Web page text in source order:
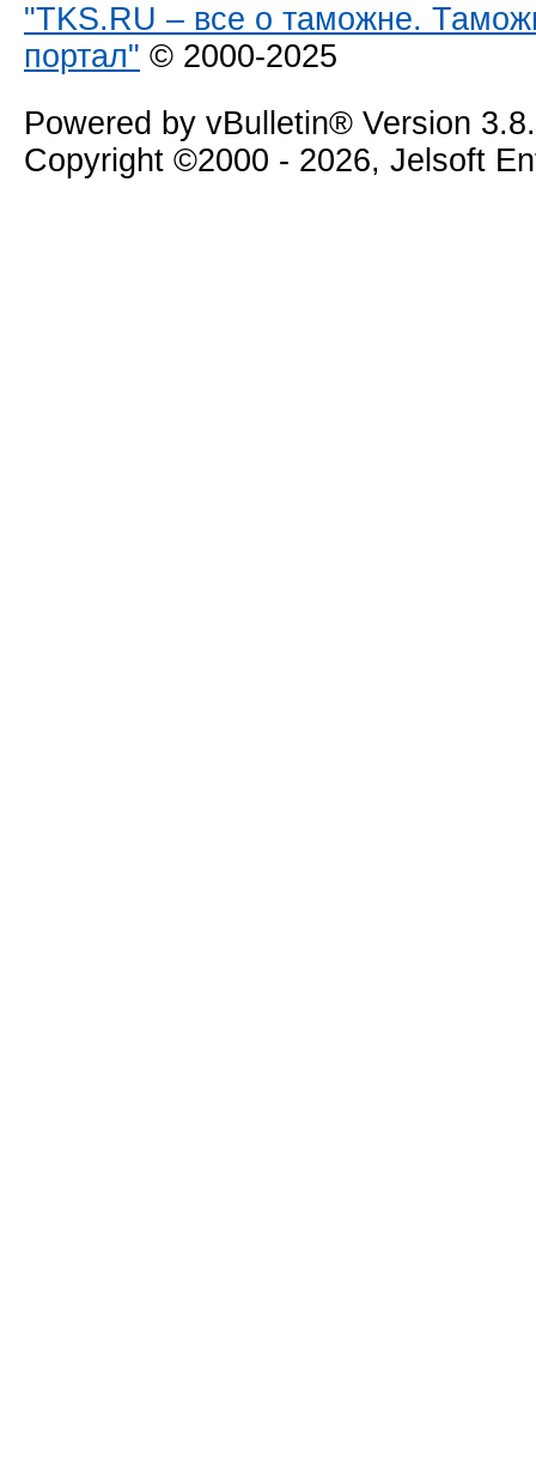
"TKS.RU – все о таможне.
портал" © 2000-2025
Powered by vBulletin® Version
Copyright ©2000 - 2026, Jelsoft